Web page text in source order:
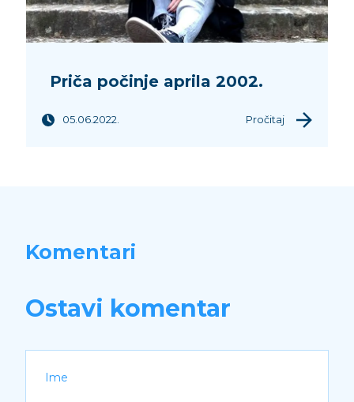
Priča počinje aprila 2002.
05.06.2022. Pročitaj
Komentari
Ostavi komentar